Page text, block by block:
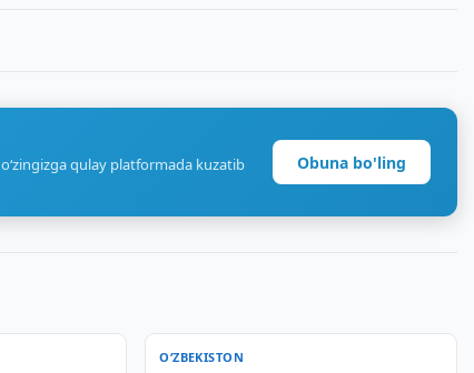
qulay platformada kuzatib
Obuna bo'ling
O‘ZBEKISTON